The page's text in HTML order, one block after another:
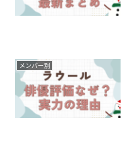
メンバー別